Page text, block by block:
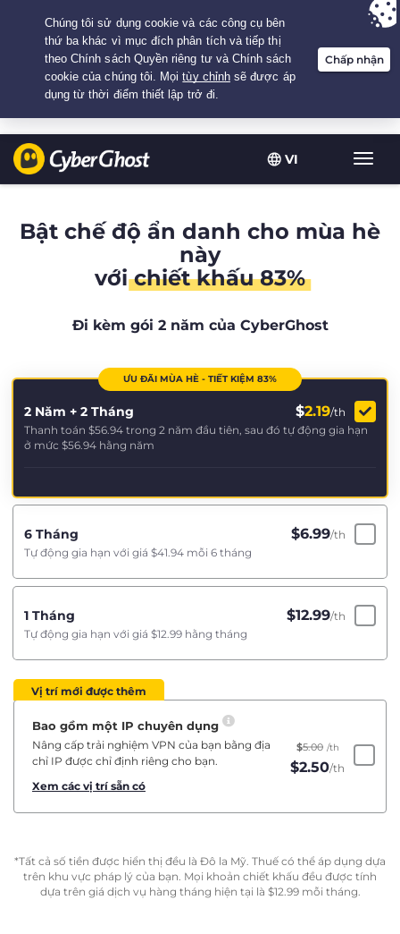
VI
đổi
Your choice:The Best Dealfor 2.1666666666667-years at $
/month
Bật chế độ ẩn danh cho mùa hè
này
vớichiết khấu 83%
Đi kèm gói 2 năm của CyberGhost
ƯU ĐÃI MÙA HÈ - TIẾT KIỆM 83%
2 Năm + 2 Tháng $2.19/th
Thanh toán $56.94 trong 2 năm đầu tiên, sau đó tự động gia hạn
ở mức $56.94 hằng năm
6 Tháng $6.99/th
Tự động gia hạn với giá $41.94 mỗi 6 tháng
1 Tháng $12.99/th
Tự động gia hạn với giá $12.99 hằng tháng
Vị trí mới được thêm
Bao gồm một IP chuyên dụng
Nâng cấp trải nghiệm VPN của bạn bằng địa
chỉ IP được chỉ định riêng cho bạn.
Xem các vị trí sẵn có
$5.00 /th
$2.50/th
*Tất cả số tiền được hiển thị đều là Đô la Mỹ. Thuế có thể áp dụng dựa
trên khu vực pháp lý của bạn. Mọi khoản chiết khấu đều được tính
dựa trên giá dịch vụ hàng tháng hiện tại là $12.99mỗi tháng.